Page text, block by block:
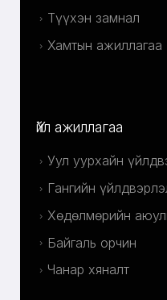
Түүхэн замнал
Хамтын ажиллагаа
Үйл ажиллагаа
Уул уурхайн
Гангийн
Хөдөлмөрийн
Байгаль орчин
Чанар хяналт